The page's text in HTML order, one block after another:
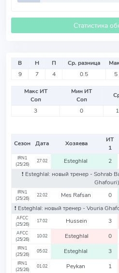
Статистика
В Н П Ср. разница
9
7 4 0.5 5
Макс ИТ
Соп
Мин ИТ
Соп
3
0
Сезон Дата Хозяева
ИТ
1
IRN1
(25/26)
27.02 Esteghlal 2
❗️ Esteghlal: новый тренер - Sohrab
Ghafouri)
IRN1
(25/26)
22.02 Mes Rafsan 0
❗️ Esteghlal: новый тренер - Vouria
AFCC
(25/26)
17.02 Hussein 3
AFCC
(25/26)
10.02 Esteghlal 0
IRN1
(25/26)
05.02 Esteghlal 3
IRN1
(25/26)
01.02 Peykan 1